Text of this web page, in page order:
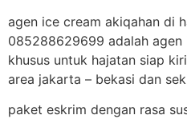
agen ice cream akiqahan di
085288629699 adalah
khusus untuk hajatan siap
area jakarta – bekasi dan
paket eskrim dengan rasa